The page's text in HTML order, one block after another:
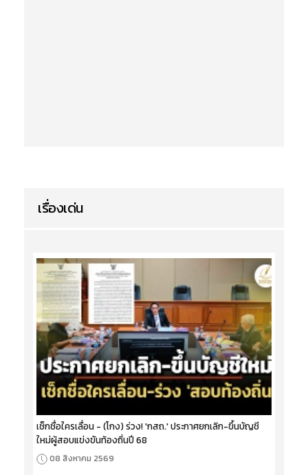
เรื่องเด่น
เช็กชื่อใครเลื่อน - (โกง) ร่วง! 'กสถ.' ประกาศยกเลิก-ขึ้นบัญชี
ใหม่ผู้สอบแข่งขันท้องถิ่นปี 68
08 สิงหาคม 2569